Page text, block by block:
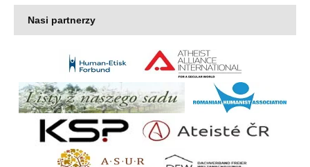
Nasi partnerzy